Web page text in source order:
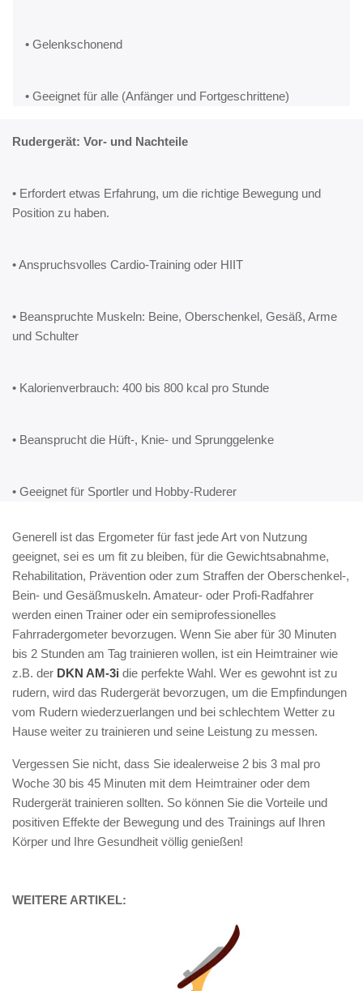
• Gelenkschonend
• Geeignet für alle (Anfänger und Fortgeschrittene)
Rudergerät: Vor- und Nachteile
• Erfordert etwas Erfahrung, um die richtige Bewegung und
Position zu haben.
• Anspruchsvolles Cardio-Training oder HIIT
• Beanspruchte Muskeln: Beine, Oberschenkel, Gesäß, Arme
und Schulter
• Kalorienverbrauch: 400 bis 800 kcal pro Stunde
• Beansprucht die Hüft-, Knie- und Sprunggelenke
• Geeignet für Sportler und Hobby-Ruderer
Generell ist das Ergometer für fast jede Art von Nutzung
geeignet, sei es um fit zu bleiben, für die Gewichtsabnahme,
Rehabilitation, Prävention oder zum Straffen der Oberschenkel-,
Bein- und Gesäßmuskeln. Amateur- oder Profi-Radfahrer
werden einen Trainer oder ein semiprofessionelles
Fahrradergometer bevorzugen. Wenn Sie aber für 30 Minuten
bis 2 Stunden am Tag trainieren wollen, ist ein Heimtrainer wie
z.B. der DKN AM-3i die perfekte Wahl. Wer es gewohnt ist zu
rudern, wird das Rudergerät bevorzugen, um die Empfindungen
vom Rudern wiederzuerlangen und bei schlechtem Wetter zu
Hause weiter zu trainieren und seine Leistung zu messen.
Vergessen Sie nicht, dass Sie idealerweise 2 bis 3 mal pro
Woche 30 bis 45 Minuten mit dem Heimtrainer oder dem
Rudergerät trainieren sollten. So können Sie die Vorteile und
positiven Effekte der Bewegung und des Trainings auf Ihren
Körper und Ihre Gesundheit völlig genießen!
WEITERE ARTIKEL: